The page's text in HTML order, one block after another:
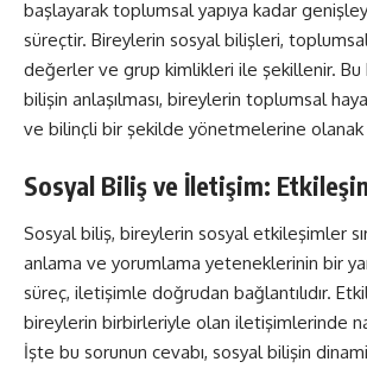
başlayarak toplumsal yapıya kadar
süreçtir. Bireylerin sosyal bilişleri,
değerler ve grup kimlikleri ile şekillenir. Bu
bilişin anlaşılması, bireylerin toplumsal
ve bilinçli bir şekilde yönetmelerine olanak
Sosyal Biliş ve İletişim:
Sosyal biliş, bireylerin sosyal etkileşimler
anlama ve yorumlama yeteneklerinin bir
süreç, iletişimle doğrudan bağlantılıdır.
bireylerin birbirleriyle olan iletişimlerinde
İşte bu sorunun cevabı, sosyal bilişin